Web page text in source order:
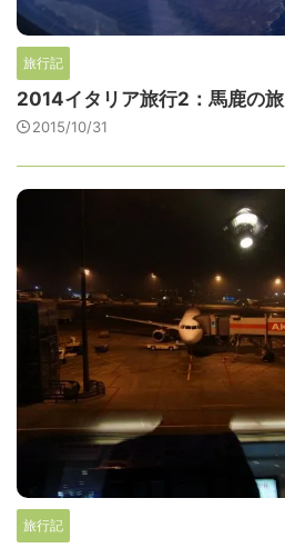
旅行記
2014イタリア旅行2：馬鹿の旅
2015/10/31
旅行記